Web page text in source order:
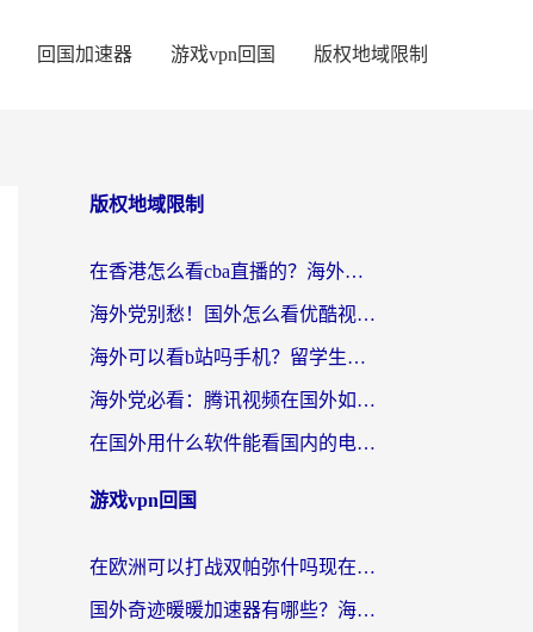
回国加速器 游戏vpn回国 版权地域限制
版权地域限制
在香港怎么看cba直播的？海外党体育观赛终极指南：告别版权限制，畅享中文解说
海外党别愁！国外怎么看优酷视频？一招解决追剧、看直播难题
海外可以看b站吗手机？留学生亲测有效的回国加速指南
海外党必看：腾讯视频在国外如何解除地域限制？附优酷咪咕使用指南
在国外用什么软件能看国内的电视剧啊？留学生亲测有效的回国加速方案
游戏vpn回国
在欧洲可以打战双帕弥什吗现在？跨越延迟墙的实战指南
国外奇迹暖暖加速器有哪些？海外党国服游戏畅玩终极指南（附亲测推荐）